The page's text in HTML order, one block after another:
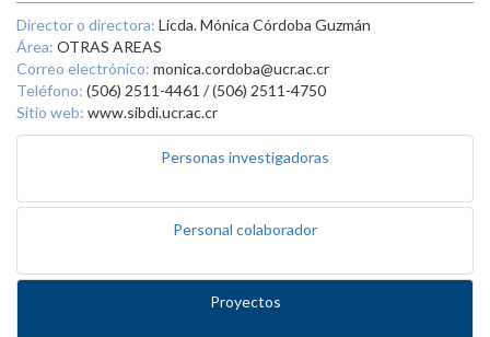
Director o directora: Licda. Mónica Córdoba Guzmán
Área: OTRAS AREAS
Correo electrónico: monica.cordoba@ucr.ac.cr
Teléfono: (506) 2511-4461 / (506) 2511-4750
Sitio web: www.sibdi.ucr.ac.cr
Personas investigadoras
Personal colaborador
Proyectos